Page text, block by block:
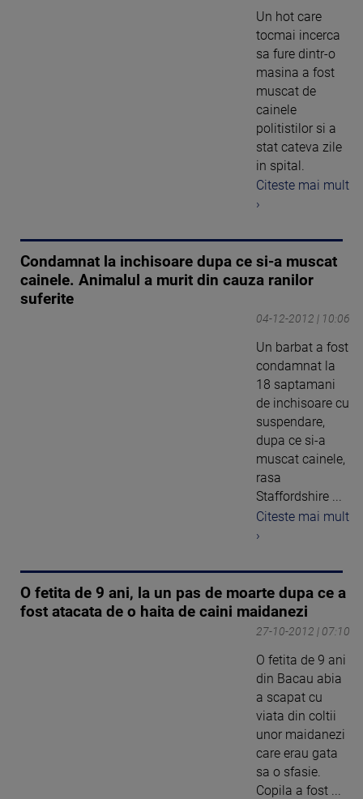
Un hot care
tocmai incerca
sa fure dintr-o
masina a fost
muscat de
cainele
politistilor si a
stat cateva zile
in spital.
Citeste mai mult
›
Condamnat la inchisoare dupa ce si-a muscat
cainele. Animalul a murit din cauza ranilor
suferite
04-12-2012 | 10:06
Un barbat a fost
condamnat la
18 saptamani
de inchisoare cu
suspendare,
dupa ce si-a
muscat cainele,
rasa
Staffordshire ...
Citeste mai mult
›
O fetita de 9 ani, la un pas de moarte dupa ce a
fost atacata de o haita de caini maidanezi
27-10-2012 | 07:10
O fetita de 9 ani
din Bacau abia
a scapat cu
viata din coltii
unor maidanezi
care erau gata
sa o sfasie.
Copila a fost ...